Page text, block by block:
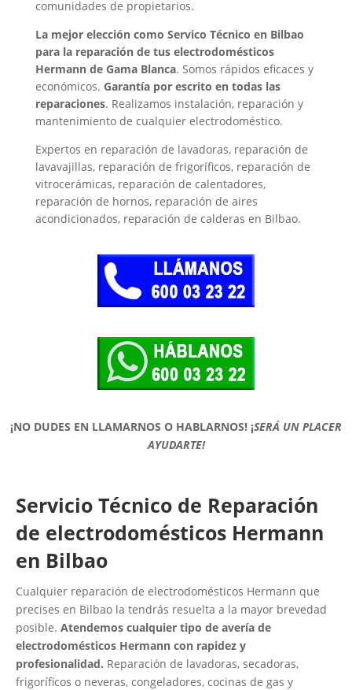
comunidades de propietarios.
La mejor elección como Servico Técnico en Bilbao
para la reparación de tus electrodomésticos
Hermann de Gama Blanca. Somos rápidos eficaces y
económicos. Garantía por escrito en todas las
reparaciones. Realizamos instalación, reparación y
mantenimiento de cualquier electrodoméstico.
Expertos en reparación de lavadoras, reparación de
lavavajillas, reparación de frigoríficos, reparación de
vitrocerámicas, reparación de calentadores,
reparación de hornos, reparación de aires
acondicionados, reparación de calderas en Bilbao.
¡NO DUDES EN LLAMARNOS O HABLARNOS! ¡SERÁ UN PLACER
AYUDARTE!
Servicio Técnico de Reparación
de electrodomésticos Hermann
en Bilbao
Cualquier reparación de electrodomésticos Hermann que
precises en Bilbao la tendrás resuelta a la mayor brevedad
posible. Atendemos cualquier tipo de avería de
electrodomésticos Hermann con rapidez y
profesionalidad. Reparación de lavadoras, secadoras,
frigoríficos o neveras, congeladores, cocinas de gas y